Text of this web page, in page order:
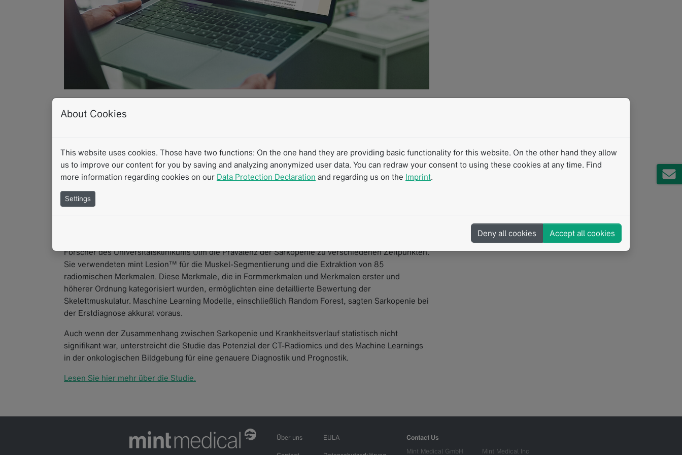
02.2024
CT-Radiomics liefert Erkenntnisse über
den Einfluss der Sarkopenie auf die
Prognose von Speiseröhren- und
Magenkrebs
Forscher des Universitätsklinikums Ulm die Prävalenz der Sarkopenie zu verschiedenen Zeitpunkten.
Sie verwendeten mint Lesion™ für die Muskel-Segmentierung und die Extraktion von 85
radiomischen Merkmalen. Diese Merkmale, die in Formmerkmalen und Merkmalen erster und
höherer Ordnung kategorisiert wurden, ermöglichten eine detaillierte Bewertung der
Skelettmuskulatur. Maschine Learning Modelle, einschließlich Random Forest, sagten Sarkopenie bei
der Erstdiagnose akkurat voraus.
Auch wenn der Zusammenhang zwischen Sarkopenie und Krankheitsverlauf statistisch nicht
signifikant war, unterstreicht die Studie das Potenzial der CT-Radiomics und des Machine Learnings
in der onkologischen Bildgebung für eine genauere Diagnostik und Prognostik.
Lesen Sie hier mehr über die Studie.
Über uns EULA
Contact Us
Mint Medical GmbH
Mint Medical Inc
About Cookies
This website uses cookies. Those have two functions: On the one hand they are providing basic functionality for this website. On the other hand they allow
us to improve our content for you by saving and analyzing anonymized user data. You can redraw your consent to using these cookies at any time. Find
more information regarding cookies on our Data Protection Declaration and regarding us on the Imprint.
Settings
Deny all cookies Accept all cookies